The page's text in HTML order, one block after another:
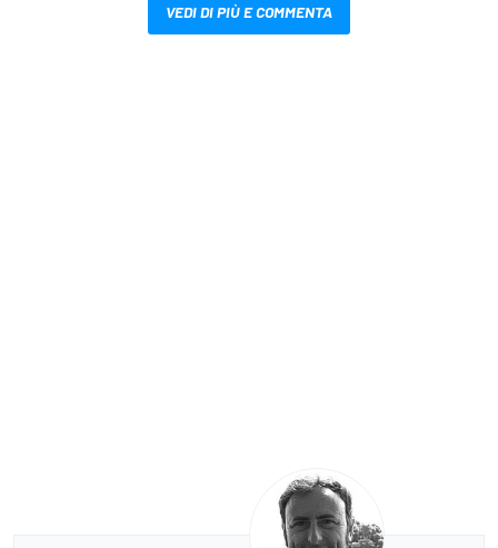
VEDI DI PIÙ E COMMENTA